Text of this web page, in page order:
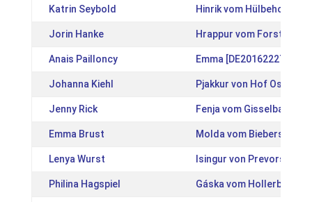
Katrin Seybold Hinrik vom Hülbehof
Jorin Hanke Hrappur vom Forsthof
Anais Pailloncy Emma [DE2016222756]
Johanna Kiehl Pjakkur von Hof
Jenny Rick Fenja vom Gisselbach
Emma Brust Molda vom Bieberstein
Lenya Wurst Isingur von Prevorst
Philina Hagspiel Gáska vom Hollerbusch